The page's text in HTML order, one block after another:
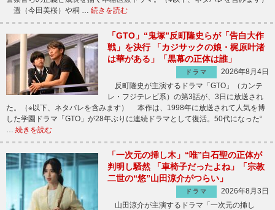
遥（今田美桜）や桐 … 続きを読む
「GTO」“鬼塚”反町隆史らが「告白大作
戦」を決行 「カジサックの娘・梶原叶渚
は華がある」「黒幕の正体は誰」
ドラマ
2026年8月4日
反町隆史が主演するドラマ「GTO」（カンテ
レ・フジテレビ系）の第3話が、3日に放送され
た。（※以下、ネタバレを含みます） 本作は、1998年に放送されて人気を博
した学園ドラマ「GTO」が28年ぶりに連続ドラマとして復活。50代になった“
… 続きを読む
「一次元の挿し木」“唯”白石聖の正体が
判明し騒然 「車椅子だったよね」「宗教
二世の“悠”山田涼介がつらい」
ドラマ
2026年8月3日
山田涼介が主演するドラマ「一次元の挿し